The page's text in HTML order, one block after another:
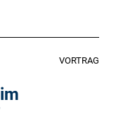
VORTRAG